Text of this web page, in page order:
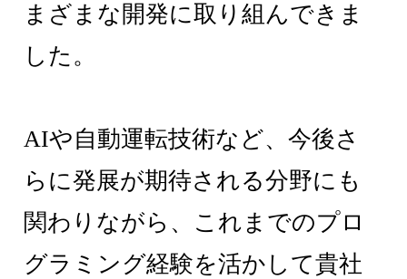
まざまな開発に取り組んできま
した。
AIや自動運転技術など、今後さ
らに発展が期待される分野にも
関わりながら、これまでのプロ
グラミング経験を活かして貴社